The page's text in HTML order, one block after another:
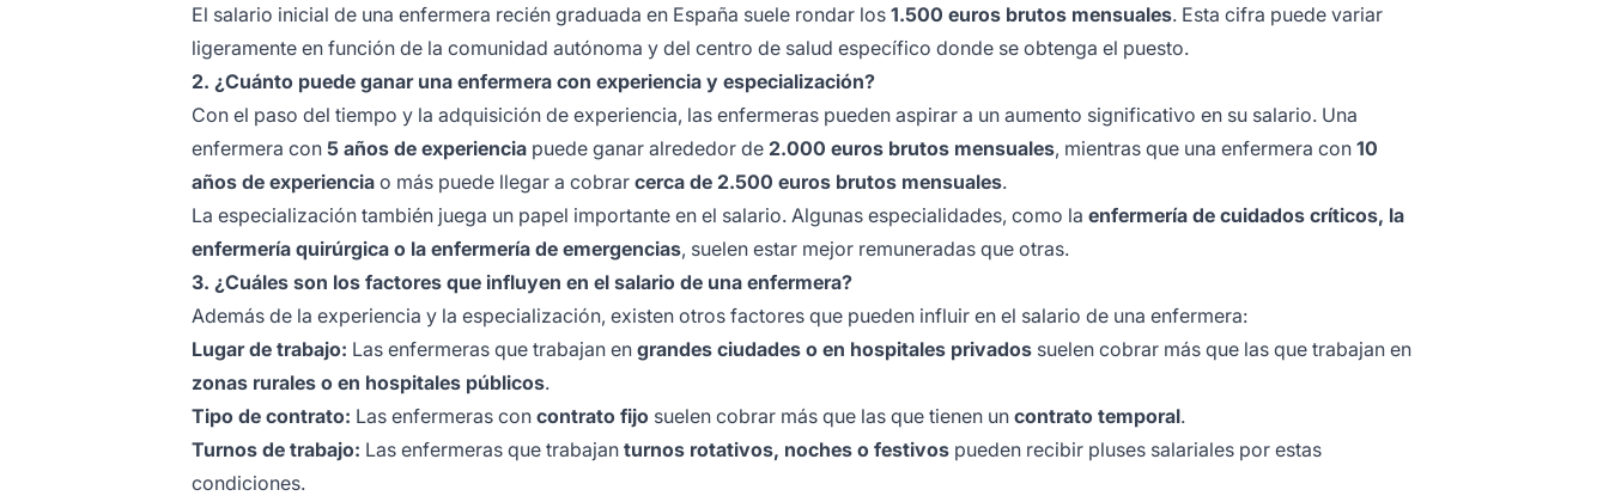
El salario inicial de una enfermera recién graduada en España suele rondar los 1.500 euros brutos mensuales. Esta cifra puede variar
ligeramente en función de la comunidad autónoma y del centro de salud específico donde se obtenga el puesto.
2. ¿Cuánto puede ganar una enfermera con experiencia y especialización?
Con el paso del tiempo y la adquisición de experiencia, las enfermeras pueden aspirar a un aumento significativo en su salario. Una
enfermera con 5 años de experiencia puede ganar alrededor de 2.000 euros brutos mensuales, mientras que una enfermera con 10
años de experiencia o más puede llegar a cobrar cerca de 2.500 euros brutos mensuales.
La especialización también juega un papel importante en el salario. Algunas especialidades, como la enfermería de cuidados críticos, la
enfermería quirúrgica o la enfermería de emergencias, suelen estar mejor remuneradas que otras.
3. ¿Cuáles son los factores que influyen en el salario de una enfermera?
Además de la experiencia y la especialización, existen otros factores que pueden influir en el salario de una enfermera:
Lugar de trabajo: Las enfermeras que trabajan en grandes ciudades o en hospitales privados suelen cobrar más que las que trabajan en
zonas rurales o en hospitales públicos.
Tipo de contrato: Las enfermeras con contrato fijo suelen cobrar más que las que tienen un contrato temporal.
Turnos de trabajo: Las enfermeras que trabajan turnos rotativos, noches o festivos pueden recibir pluses salariales por estas
condiciones.